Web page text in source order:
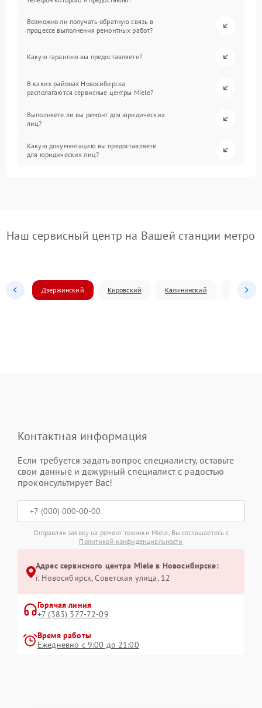
Возможно ли получать обратную связь в
процессе выполнения ремонтных работ?
Какую гарантию вы предоставляете?
В каких районах Новосибирска
располагаются сервисные центры Miele?
Выполняете ли вы ремонт для юридических
лиц?
Какую документацию вы предоставляете
для юридических лиц?
Наш сервисный центр на Вашей станции метро
Дзержинский Кировский Калининский
Контактная информация
Если требуется задать вопрос специалисту, оставьте
свои данные и дежурный специалист с радостью
проконсультирует Вас!
Отправляя заявку на ремонт техники Miele, Вы соглашаетесь с
Политикой конфиденциальности
Адрес сервисного центра Miele в Новосибирске:
г. Новосибирск, Советская улица, 12
Горячая линия
+7 (383) 377-72-09
Время работы
Ежедневно с 9:00 до 21:00